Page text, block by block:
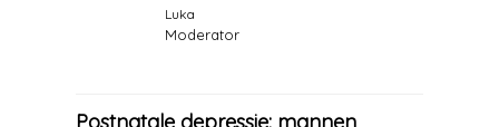
Luka
Moderator
Postnatale depressie: mannen